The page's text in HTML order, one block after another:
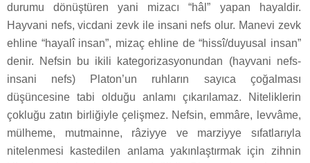
durumu dönüştüren yani mizacı “hâl” yapan hayaldir.
Hayvani nefs, vicdani zevk ile insani nefs olur. Manevi zevk
ehline “hayalî insan”, mizaç ehline de “hissî/duyusal insan”
denir. Nefsin bu ikili kategorizasyonundan (hayvani nefs-
insani nefs) Platon’un ruhların sayıca çoğalması
düşüncesine tabi olduğu anlamı çıkarılamaz. Niteliklerin
çokluğu zatın birliğiyle çelişmez. Nefsin, emmâre, levvâme,
mülheme, mutmainne, râziyye ve marziyye sıfatlarıyla
nitelenmesi kastedilen anlama yakınlaştırmak için zihnin